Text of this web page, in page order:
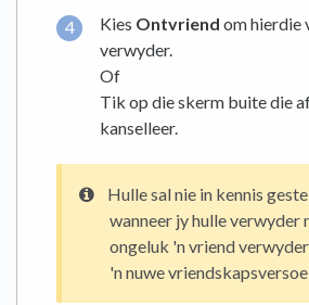
Kies Ontvriend om hierdie
verwyder.
Of
Tik op die skerm buite die
kanselleer.
Hulle sal nie in kennis
wanneer jy hulle verwyder
ongeluk 'n vriend
'n nuwe